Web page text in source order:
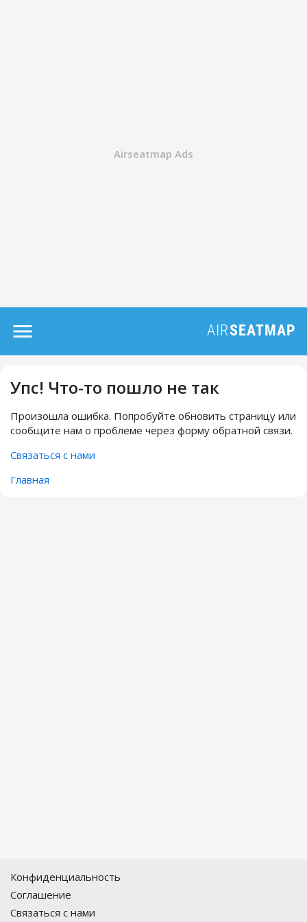
Упс! Что-то пошло не так
Произошла ошибка. Попробуйте обновить страницу или
сообщите нам о проблеме через форму обратной связи.
Связаться с нами
Главная
Конфиденциальность
Соглашение
Связаться с нами